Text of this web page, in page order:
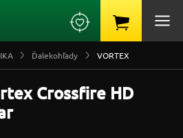
Ďalekohľady VORTEX
Crossfire HD